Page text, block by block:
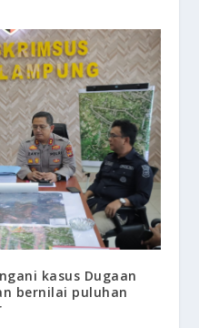
kasus Dugaan
bernilai puluhan